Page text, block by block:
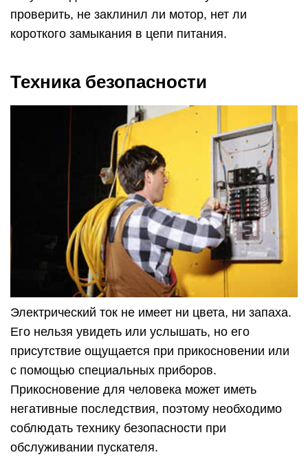
проверить, не заклинил ли мотор, нет ли
короткого замыкания в цепи питания.
Техника безопасности
Электрический ток не имеет ни цвета, ни запаха.
Его нельзя увидеть или услышать, но его
присутствие ощущается при прикосновении или
с помощью специальных приборов.
Прикосновение для человека может иметь
негативные последствия, поэтому необходимо
соблюдать технику безопасности при
обслуживании пускателя.